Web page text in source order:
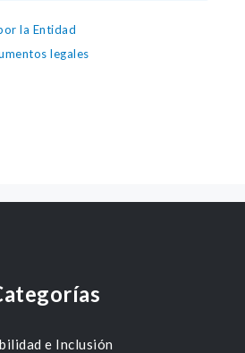
la Entidad
legales
e Inclusión